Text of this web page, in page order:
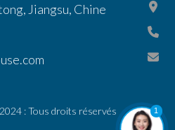
Jiangsu, Chine
: Tous droits réservés 1